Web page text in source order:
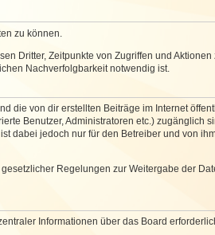
zu können.
Dritter, Zeitpunkte von Zugriffen und Aktionen
Nachverfolgbarkeit notwendig ist.
die von dir erstellten Beiträge im Internet
Benutzer, Administratoren etc.) zugänglich
dabei jedoch nur für den Betreiber und von
Regelungen zur Weitergabe der
Informationen über das Board